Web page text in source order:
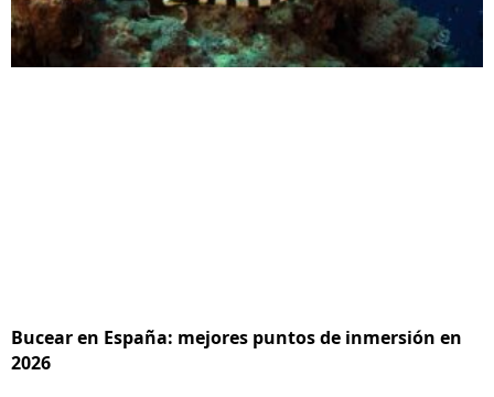
Bucear en España: mejores puntos de inmersión en
2026